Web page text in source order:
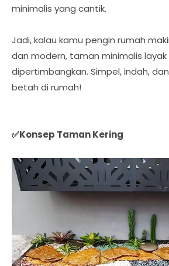
minimalis yang cantik.
Jadi, kalau kamu pengin rumah
dan modern, taman minimalis
dipertimbangkan. Simpel, indah,
betah di rumah!
✅Konsep Taman Kering